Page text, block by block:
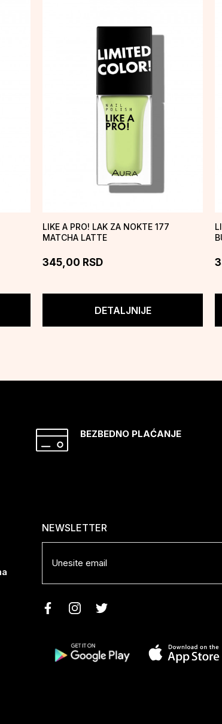
LIKE A PRO! LAK ZA NOKTE 177
MATCHA LATTE
DETALJNIJE
345,00 RSD
BEZBEDNO PLAĆANJE
NEWSLETTER